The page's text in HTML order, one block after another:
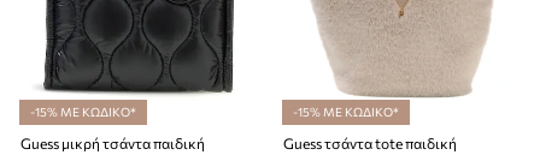
-15% ΜΕ ΚΩΔΙΚΟ*
Guess μικρή τσάντα παιδική
-15% ΜΕ ΚΩΔΙΚΟ*
Guess τσάντα tote παιδική